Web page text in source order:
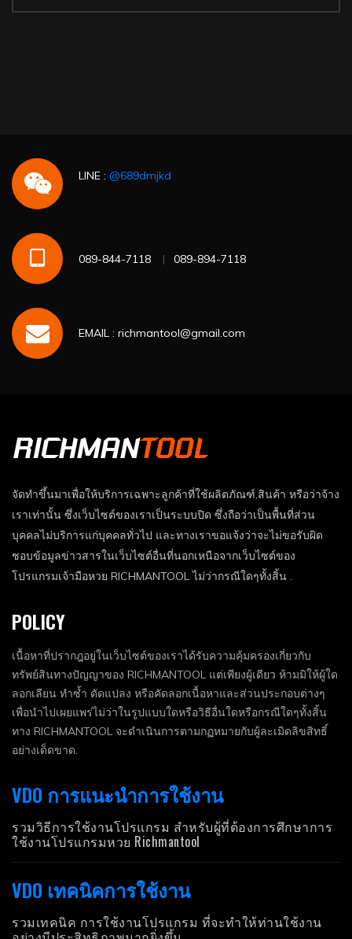
LINE : @689dmjkd
089-844-7118 089-894-7118
EMAIL : richmantool@gmail.com
จัดทำขึ้นมาเพื่อให้บริการเฉพาะลูกค้าที่ใช้ผลิตภัณฑ์,สินค้า หรือว่าจ้าง
เราเท่านั้น ซึ่งเว็บไซต์ของเราเป็นระบบปิด ซึ่งถือว่าเป็นพื้นที่ส่วน
บุคคลไม่บริการแก่บุคคลทั่วไป และทางเราขอแจ้งว่าจะไม่ขอรับผิด
ชอบข้อมูลข่าวสารในเว็บไซต์อื่นที่นอกเหนือจากเว็บไซต์ของ
โปรแกรมเจ้ามือหวย RICHMANTOOL ไม่ว่ากรณีใดๆทั้งสิ้น .
POLICY
เนื้อหาที่ปรากฎอยู่ในเว็บไซต์ของเราได้รับความคุ้มครองเกี่ยวกับ
ทรัพย์สินทางปัญญาของ RICHMANTOOL แต่เพียงผู้เดียว ห้ามมิให้ผู้ใด
ลอกเลียน ทำซ้ำ ดัดแปลง หรือคัดลอกเนื้อหาและส่วนประกอบต่างๆ
เพื่อนำไปเผยแพร่ไม่ว่าในรูปแบบใดหรือวิธีอื่นใดหรือกรณีใดๆทั้งสิ้น
ทาง RICHMANTOOL จะดำเนินการตามกฏหมายกับผู้ละเมิดลิขสิทธิ์
อย่างเด็ดขาด.
VDO การแนะนำการใช้งาน
รวมวิธีการใช้งานโปรแกรม สำหรับผู้ที่ต้องการศึกษาการ
ใช้งานโปรแกรมหวย Richmantool
VDO เทคนิคการใช้งาน
รวมเทคนิค การใช้งานโปรแกรม ที่จะทำให้ท่านใช้งาน